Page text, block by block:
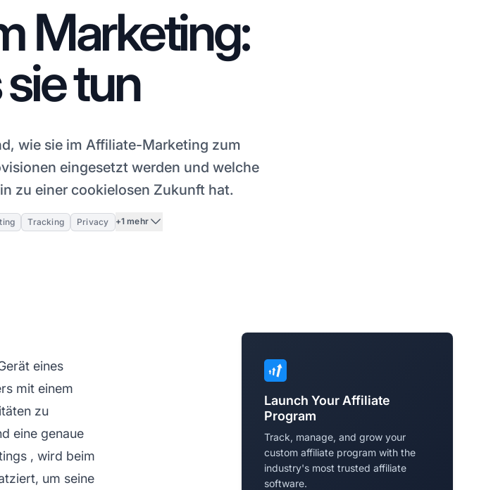
Marketing:
tun
wie sie im Affiliate-Marketing zum
eingesetzt werden und welche
zu einer cookielosen Zukunft hat.
Tracking Privacy +1 mehr
eines
mit einem
zu
eine genaue
, wird beim
um seine
Launch Your Affiliate
Program
Track, manage, and grow your
custom affiliate program with the
industry's most trusted affiliate
software.